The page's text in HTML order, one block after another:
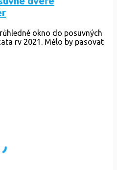
okno do posuvných
rv 2021. Mělo by pasovat